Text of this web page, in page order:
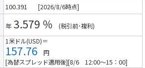
[2026/8/6時点]
年3.579 ％ (税引前･複利)
1米ドル(USD)＝
157.76 円
[為替スプレッド適用後][8/6 12:00～15：00]